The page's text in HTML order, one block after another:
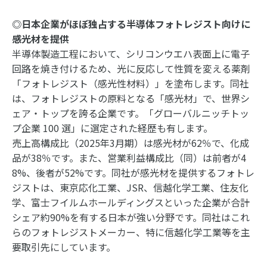
◎日本企業がほぼ独占する半導体フォトレジスト向けに
感光材を提供
半導体製造工程において、シリコンウエハ表面上に電子
回路を焼き付けるため、光に反応して性質を変える薬剤
「フォトレジスト（感光性材料）」を塗布します。同社
は、フォトレジストの原料となる「感光材」で、世界シ
ェア・トップを誇る企業です。「グローバルニッチトッ
プ企業 100 選」に選定された経歴も有します。
売上高構成比（2025年3月期）は感光材が62％で、化成
品が38％です。また、営業利益構成比（同）は前者が4
8%、後者が52%です。同社が感光材を提供するフォトレ
ジストは、東京応化工業、JSR、信越化学工業、住友化
学、富士フイルムホールディングスといった企業が合計
シェア約90%を有する日本が強い分野です。同社はこれ
らのフォトレジストメーカー、特に信越化学工業等を主
要取引先にしています。